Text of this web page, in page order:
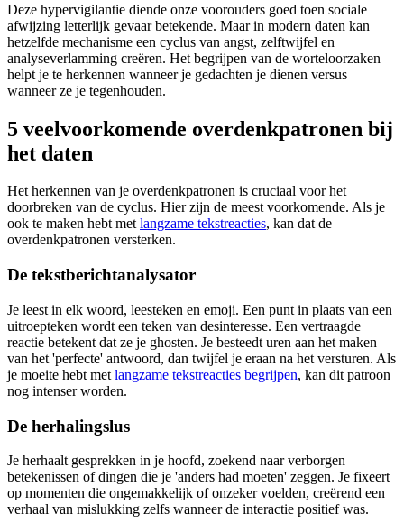
Deze hypervigilantie diende onze voorouders goed toen sociale
afwijzing letterlijk gevaar betekende. Maar in modern daten kan
hetzelfde mechanisme een cyclus van angst, zelftwijfel en
analyseverlamming creëren. Het begrijpen van de worteloorzaken
helpt je te herkennen wanneer je gedachten je dienen versus
wanneer ze je tegenhouden.
5 veelvoorkomende overdenkpatronen bij
het daten
Het herkennen van je overdenkpatronen is cruciaal voor het
doorbreken van de cyclus. Hier zijn de meest voorkomende. Als je
ook te maken hebt metlangzame tekstreacties, kan dat de
overdenkpatronen versterken.
De tekstberichtanalysator
Je leest in elk woord, leesteken en emoji. Een punt in plaats van een
uitroepteken wordt een teken van desinteresse. Een vertraagde
reactie betekent dat ze je ghosten. Je besteedt uren aan het maken
van het 'perfecte' antwoord, dan twijfel je eraan na het versturen. Als
je moeite hebt met langzame tekstreacties begrijpen, kan dit patroon
nog intenser worden.
De herhalingslus
Je herhaalt gesprekken in je hoofd, zoekend naar verborgen
betekenissen of dingen die je 'anders had moeten' zeggen. Je fixeert
op momenten die ongemakkelijk of onzeker voelden, creërend een
verhaal van mislukking zelfs wanneer de interactie positief was.